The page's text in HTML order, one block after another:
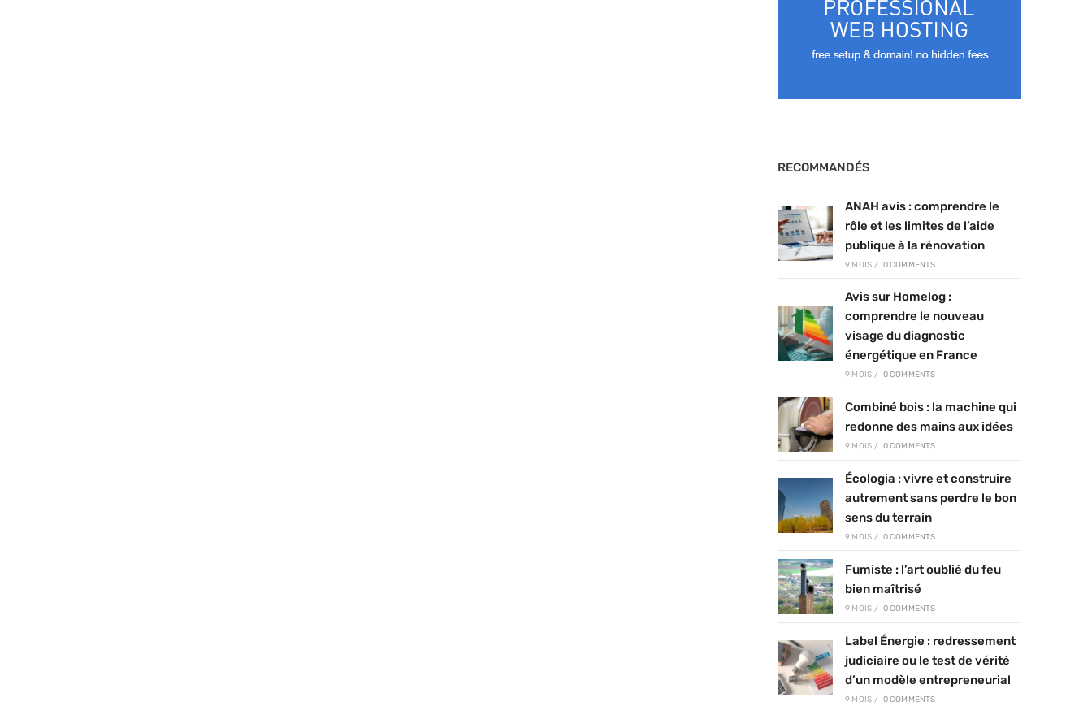
RECOMMANDÉS
ANAH avis : comprendre le
rôle et les limites de l’aide
publique à la rénovation
9 MOIS / 0 COMMENTS
Avis sur Homelog :
comprendre le nouveau
visage du diagnostic
énergétique en France
9 MOIS / 0 COMMENTS
Combiné bois : la machine qui
redonne des mains aux idées
9 MOIS / 0 COMMENTS
Écologia : vivre et construire
autrement sans perdre le bon
sens du terrain
9 MOIS / 0 COMMENTS
Fumiste : l’art oublié du feu
bien maîtrisé
9 MOIS / 0 COMMENTS
Label Énergie : redressement
judiciaire ou le test de vérité
d’un modèle entrepreneurial
9 MOIS / 0 COMMENTS